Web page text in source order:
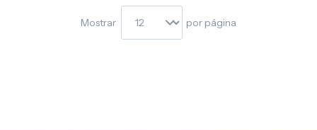
Mostrar por página